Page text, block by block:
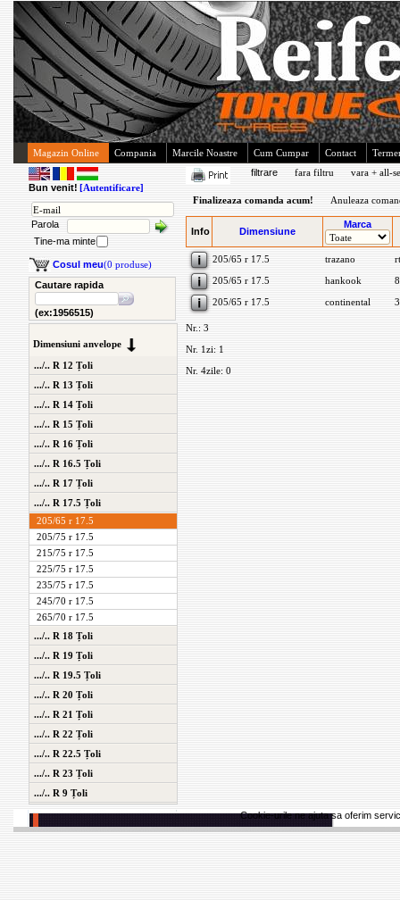
Magazin Online Compania Marcile Noastre Cum Cumpar Contact
Bun venit! [Autentificare]
Parola
Tine-ma minte
Cosul meu(0 produse)
Cautare rapida
(ex:1956515)
Dimensiuni anvelope
.../.. R 12 Țoli
.../.. R 13 Țoli
.../.. R 14 Țoli
.../.. R 15 Țoli
.../.. R 16 Țoli
.../.. R 16.5 Țoli
.../.. R 17 Țoli
.../.. R 17.5 Țoli
205/65 r 17.5
205/75 r 17.5
215/75 r 17.5
225/75 r 17.5
235/75 r 17.5
245/70 r 17.5
265/70 r 17.5
.../.. R 18 Țoli
.../.. R 19 Țoli
.../.. R 19.5 Țoli
.../.. R 20 Țoli
.../.. R 21 Țoli
.../.. R 22 Țoli
.../.. R 22.5 Țoli
.../.. R 23 Țoli
.../.. R 9 Țoli
filtrare fara filtru vara + all-
Finalizeaza comanda acum! Anuleaza
Info Dimensiune
Marca
205/65 r 17.5 trazano
205/65 r 17.5
hankook
205/65 r 17.5
continental
Nr.: 3
Nr. 1zi: 1
Nr. 4zile: 0
Cookie-urile ne ajuta sa oferim